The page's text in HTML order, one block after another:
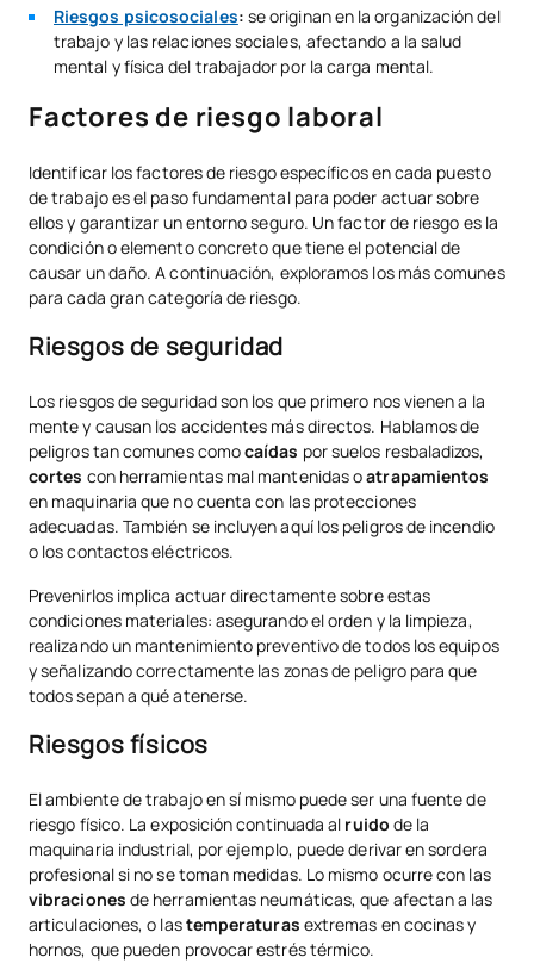
Riesgos psicosociales: se originan en la organización del
trabajo y las relaciones sociales, afectando a la salud
mental y física del trabajador por la carga mental.
Factores de riesgo laboral
Identificar los factores de riesgo específicos en cada puesto
de trabajo es el paso fundamental para poder actuar sobre
ellos y garantizar un entorno seguro. Un factor de riesgo es la
condición o elemento concreto que tiene el potencial de
causar un daño. A continuación, exploramos los más comunes
para cada gran categoría de riesgo.
Riesgos de seguridad
Los riesgos de seguridad son los que primero nos vienen a la
mente y causan los accidentes más directos. Hablamos de
peligros tan comunes comocaídas por suelos resbaladizos,
cortes con herramientas mal mantenidas oatrapamientos
en maquinaria que no cuenta con las protecciones
adecuadas. También se incluyen aquí los peligros de incendio
o los contactos eléctricos.
Prevenirlos implica actuar directamente sobre estas
condiciones materiales: asegurando el orden y la limpieza,
realizando un mantenimiento preventivo de todos los equipos
y señalizando correctamente las zonas de peligro para que
todos sepan a qué atenerse.
Riesgos físicos
El ambiente de trabajo en sí mismo puede ser una fuente de
riesgo físico. La exposición continuada al ruido de la
maquinaria industrial, por ejemplo, puede derivar en sordera
profesional si no se toman medidas. Lo mismo ocurre con las
vibraciones de herramientas neumáticas, que afectan a las
articulaciones, o lastemperaturas extremas en cocinas y
hornos, que pueden provocar estrés térmico.